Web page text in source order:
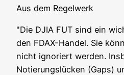
Aus dem Regelwerk
"Die DJIA FUT sind ein
den FDAX-Han­del. Sie
nicht igno­riert wer­den.
Notie­rungs­lü­cken (Gaps)